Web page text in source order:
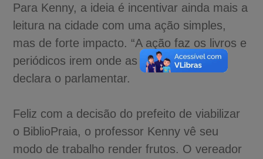
Para Kenny, a ideia é incentivar ainda mais a
leitura na cidade com uma ação simples,
mas de forte impacto. “A ação faz os livros e
periódicos irem onde as pessoas estão”,
declara o parlamentar.
Feliz com a decisão do prefeito de viabilizar
o BiblioPraia, o professor Kenny vê seu
modo de trabalho render frutos. O vereador